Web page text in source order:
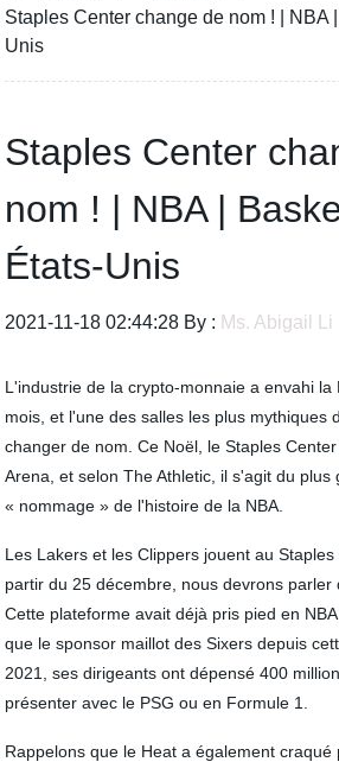
Staples Center change de nom ! | NBA
Unis
Staples Center
nom ! | NBA |
États-Unis
2021-11-18 02:44:28 By : Ms. Abigail Li
L'industrie de la crypto-monnaie a envahi la
mois, et l'une des salles les plus mythiques
changer de nom. Ce Noël, le Staples
Arena, et selon The Athletic, il s'agit du plus
« nommage » de l'histoire de la NBA.
Les Lakers et les Clippers jouent au
partir du 25 décembre, nous devrons parler
Cette plateforme avait déjà pris pied en
que le sponsor maillot des Sixers depuis
2021, ses dirigeants ont dépensé 400
présenter avec le PSG ou en Formule 1.
Rappelons que le Heat a également craqué